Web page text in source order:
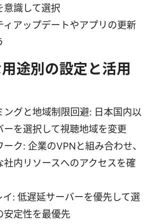
意識して選択
ィアップデートやアプリの更新
途別の設定と活用
ングと地域制限回避: 日本国内以
ーを選択して視聴地域を変更
ーク: 企業のVPNと組み合わせ、
社内リソースへのアクセスを確
イ: 低遅延サーバーを優先して選
安定性を最優先